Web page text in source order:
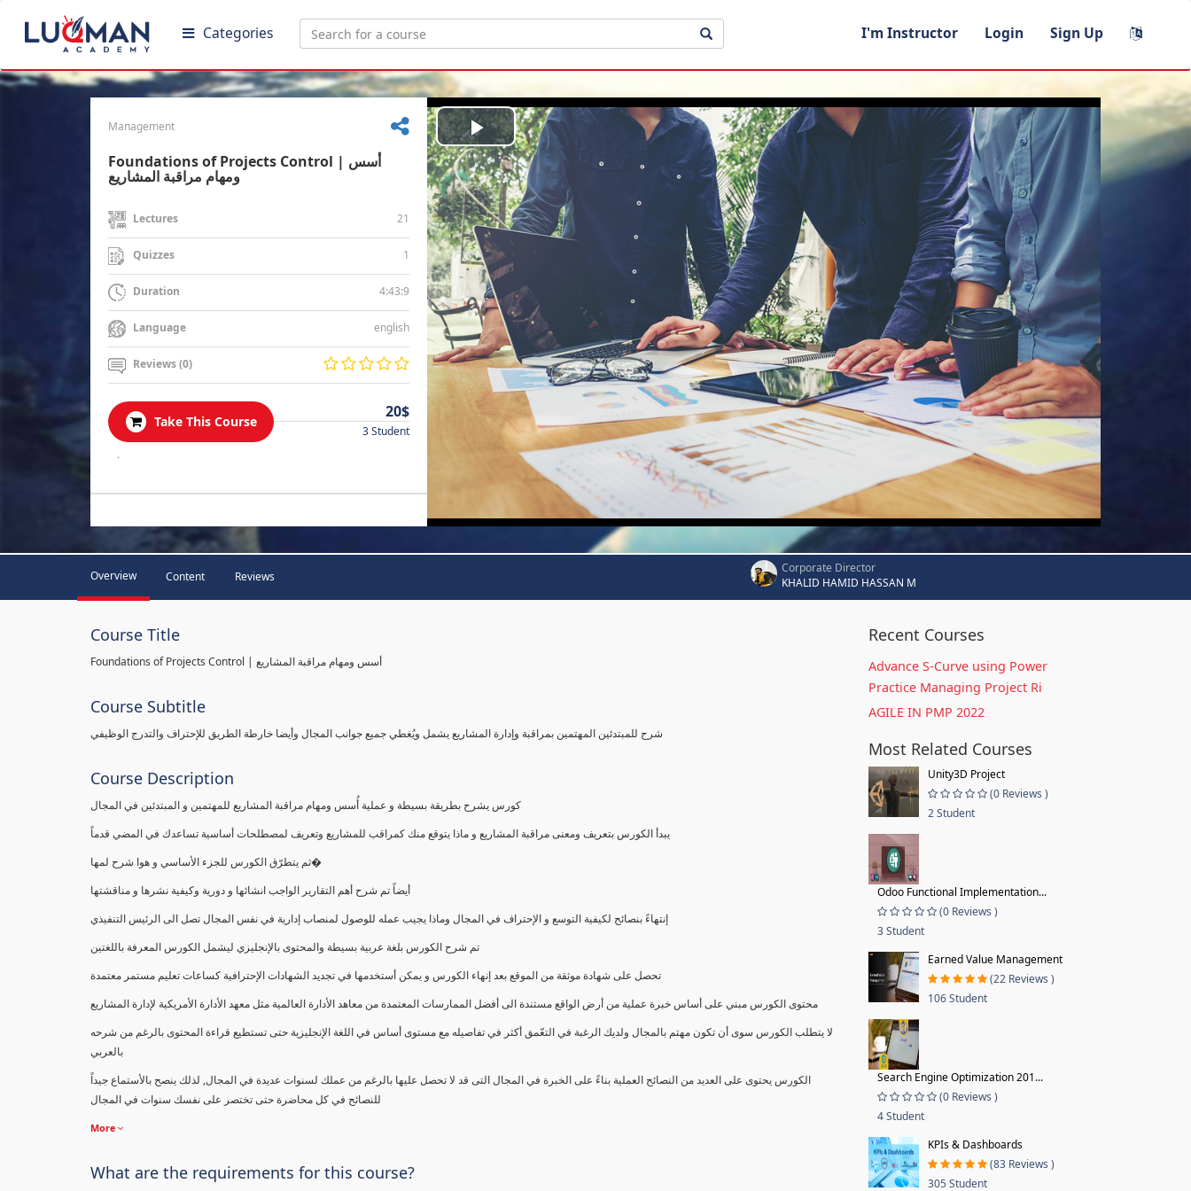
Categories I'm Instructor Login Sign Up
Management
Foundations of Projects Control | أسس
ومهام مراقبة المشاريع
Lectures 21
Quizzes 1
Duration 4:43:9
Language english
Reviews (0)
Take This Course
20$
3 Student
.
Play
Video
Overview Content Reviews
Corporate Director
KHALID HAMID HASSAN M
Course Title
Foundations of Projects Control | أسس ومهام مراقبة المشاريع
Course Subtitle
شرح للمبتدئين المهتمين بمراقبة وإدارة المشاريع يشمل ويُغطي جميع جوانب المجال وأيضا خارطة الطريق للإحتراف والتدرج الوظيفي
Course Description
كورس يشرح بطريقة بسيطة و عملية أُسس ومهام مراقبة المشاريع للمهتمين و المبتدئين في المجال
يبدأ الكورس بتعريف ومعنى مراقبة المشاريع و ماذا يتوقع منك كمراقب للمشاريع وتعريف لمصطلحات أساسية تساعدك في المضي قدماً
ثم يتطرّق الكورس للجزء الأساسي و هوا شرح لمها�
أيضاً تم شرح أهم التقارير الواجب انشائها و دورية وكيفية نشرها و مناقشتها
إنتهاءً بنصائح لكيفية التوسع و الإحتراف في المجال وماذا يجيب عمله للوصول لمنصاب إدارية في نفس المجال تصل الى الرئيس التنفيذي
تم شرح الكورس بلغة عربية بسيطة والمحتوى بالإنجليزي ليشمل الكورس المعرفة باللغتين
تحصل على شهادة موثقة من الموقع بعد إنهاء الكورس و يمكن أستخدمها في تجديد الشهادات الإحترافية كساعات تعليم مستمر معتمدة
محتوى الكورس مبني على أساس خبرة عملية من أرض الواقع مستندة الى أفضل الممارسات المعتمدة من معاهد الأدارة العالمية مثل معهد الأدارة الأمريكية لإدارة المشاريع
لا يتطلب الكورس سوى أن تكون مهتم بالمجال ولديك الرغبة في التعّمق أكثر في تفاصيله مع مستوى أساس في اللغة الإنجليزية حتى تستطيع قراءة المحتوى بالرغم من شرحه
بالعربي
الكورس يحتوى على العديد من النصائح العملية بناءً على الخبرة في المجال التى قد لا تحصل عليها بالرغم من عملك لسنوات عديدة في المجال, لذلك ينصح بالأستماع جيداً
للنصائح في كل محاضرة حتى تختصر على نفسك سنوات في المجال
More
What are the requirements for this course?
Recent Courses
Advance S-Curve using Power
Practice Managing Project Ri
AGILE IN PMP 2022
Most Related Courses
Unity3D Project
(0 Reviews )
2 Student
Odoo Functional Implementation...
(0 Reviews )
3 Student
Earned Value Management
(22 Reviews )
106 Student
Search Engine Optimization 201...
(0 Reviews )
4 Student
KPIs & Dashboards
(83 Reviews )
305 Student